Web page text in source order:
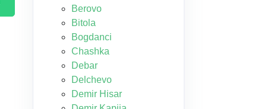
Berovo
Bitola
Bogdanci
Chashka
Debar
Delchevo
Demir Hisar